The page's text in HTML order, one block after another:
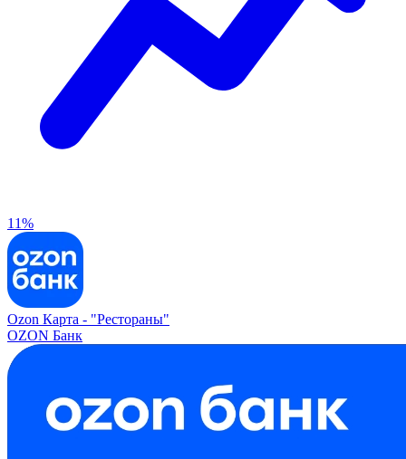
11%
Ozon Карта - "Рестораны"
OZON Банк